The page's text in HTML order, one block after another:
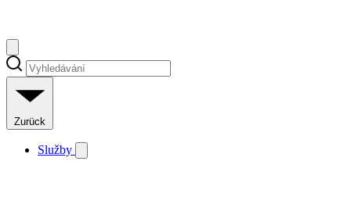
Zurück
Služby